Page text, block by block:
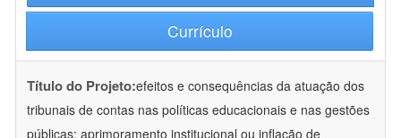
Currículo
Título do Projeto:efeitos e consequências da atuação dos
tribunais de contas nas políticas educacionais e nas gestões
públicas: aprimoramento institucional ou inflação de